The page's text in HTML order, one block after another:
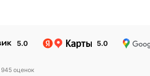
5.0 5.0
945 оценок